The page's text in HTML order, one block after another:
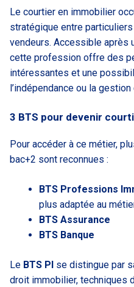
Le courtier en immobilier
stratégique entre
vendeurs. Accessible après
cette profession offre des
intéressantes et une
l’indépendance ou la gestion
3 BTS pour devenir
Pour accéder à ce métier,
bac+2 sont reconnues :
BTS Professions
plus adaptée au
BTS Assurance
BTS Banque
Le BTS PI se distingue par
droit immobilier, techniques